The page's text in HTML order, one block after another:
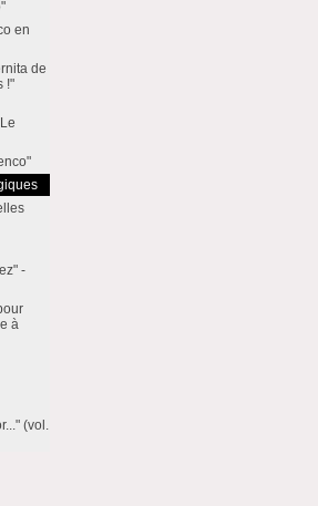
en
de
!"
-
à
(vol.